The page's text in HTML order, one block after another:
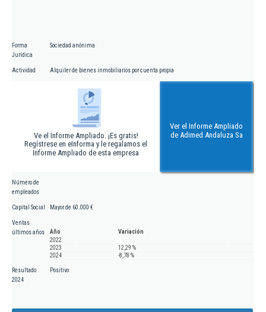
Forma
Jurídica
Sociedad anónima
Actividad Alquiler de bienes inmobiliarios por cuenta propia
Ve el Informe Ampliado. ¡Es gratis!
Regístrese en eInforma y le regalamos el
Informe Ampliado de esta empresa
Ver el Informe Ampliado
de Adimed Andaluza Sa
Número de
empleados
Capital Social Mayor de 60.000 €
Ventas
últimos años
Año
Variación
2022
2023
12,29 %
2024
-8,78 %
Resultado
2024
Positivo